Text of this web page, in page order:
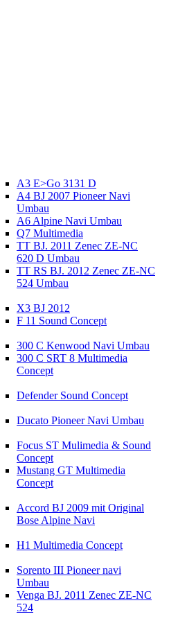
A3 E>Go 3131 D
A4 BJ 2007 Pioneer Navi
Umbau
A6 Alpine Navi Umbau
Q7 Multimedia
TT BJ. 2011 Zenec ZE-NC
620 D Umbau
TT RS BJ. 2012 Zenec ZE-NC
524 Umbau
X3 BJ 2012
F 11 Sound Concept
300 C Kenwood Navi Umbau
300 C SRT 8 Multimedia
Concept
Defender Sound Concept
Ducato Pioneer Navi Umbau
Focus ST Mulimedia & Sound
Concept
Mustang GT Multimedia
Concept
Accord BJ 2009 mit Original
Bose Alpine Navi
H1 Multimedia Concept
Sorento III Pioneer navi
Umbau
Venga BJ. 2011 Zenec ZE-NC
524